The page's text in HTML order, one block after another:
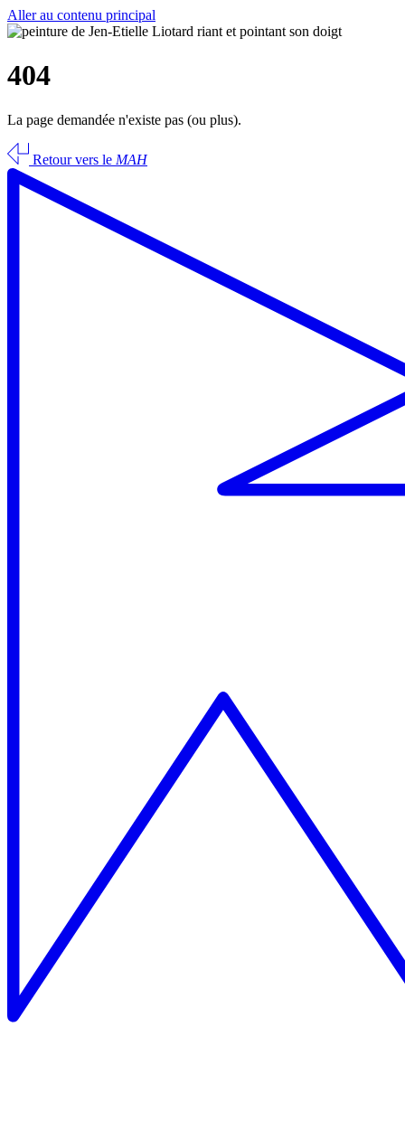
Aller au contenu principal
404
La page demandée n'existe pas (ou plus).
Retour vers le MAH